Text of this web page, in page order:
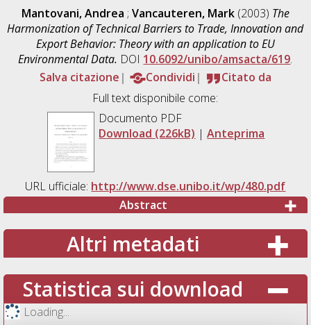
Mantovani, Andrea ; Vancauteren, Mark(2003) The
Harmonization of Technical Barriers to Trade, Innovation and
Export Behavior: Theory with an application to EU
Environmental Data. DOI 10.6092/unibo/amsacta/619.
Salva citazione
Condividi
Citato da
Full text disponibile come:
Documento PDF
Download (226kB) |Anteprima
URL ufficiale: http://www.dse.unibo.it/wp/480.pdf
Abstract
Altri metadati
Statistica sui download
Loading...